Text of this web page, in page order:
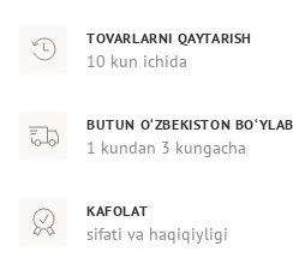
TOVARLARNI QAYTARISH
10 kun ichida
BUTUN O‘ZBEKISTON
1 kundan 3 kungacha
KAFOLAT
sifati va haqiqiyligi